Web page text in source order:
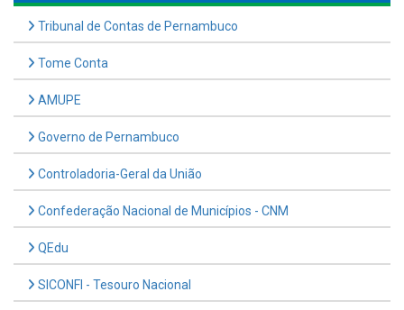
Tribunal de Contas de Pernambuco
Tome Conta
AMUPE
Governo de Pernambuco
Controladoria-Geral da União
Confederação Nacional de Municípios - CNM
QEdu
SICONFI - Tesouro Nacional